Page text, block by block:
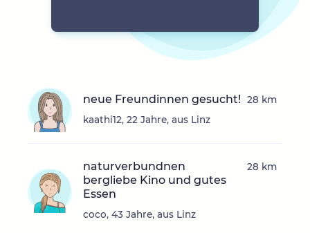
neue Freundinnen gesucht!
kaathi12, 22 Jahre, aus Linz
28 km
naturverbundnen
bergliebe Kino und gutes
Essen
coco, 43 Jahre, aus Linz
28 km